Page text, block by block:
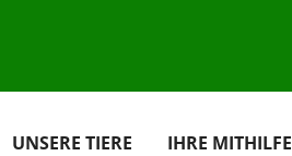
UNSERE TIERE IHRE MITHILFE